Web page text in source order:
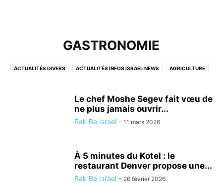
GASTRONOMIE
ACTUALITÉS DIVERS ACTUALITÉS INFOS ISRAEL NEWS AGRICULTURE
CORONAVIRUS CULTURE, DIVERTISSEMENT EN ISRAËL
CYBER-SÉCURITÉ&INFORMATIQUE
GASTRONOMIE HUMANITAIRE HUMOUR
INFORMATIONS ÉTRANGÈRES INTELLIGENCE ARTIFICIELLE
Le chef Moshe Segev fait vœu de
ne plus jamais ouvrir...
Rak Be Israel - 11 mars 2026
À 5 minutes du Kotel : le
restaurant Denver propose une...
Rak Be Israel - 26 février 2026